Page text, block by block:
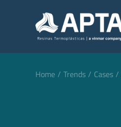
Home Trends Cases